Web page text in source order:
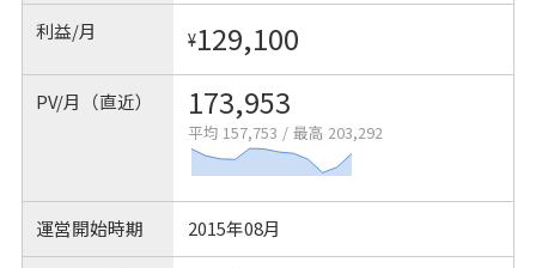
利益/月 ¥129,100
PV/月（直近） 173,953
平均 157,753 / 最高 203,292
運営開始時期 2015年08月